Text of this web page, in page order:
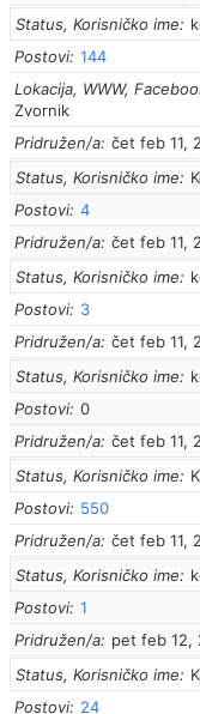
Status, Korisničko ime
Postovi 144
Lokacija, WWW,
Zvornik
Pridružen/a čet feb 11,
Status, Korisničko ime
Postovi 4
Pridružen/a čet feb 11,
Status, Korisničko ime
Postovi
3
Pridružen/a čet feb 11,
Status, Korisničko ime
Postovi 0
Pridružen/a čet feb 11,
Status, Korisničko ime
Postovi
550
Pridružen/a čet feb 11,
Status, Korisničko ime
Postovi 1
Pridružen/a
pet feb 12,
Status, Korisničko ime
Postovi
24